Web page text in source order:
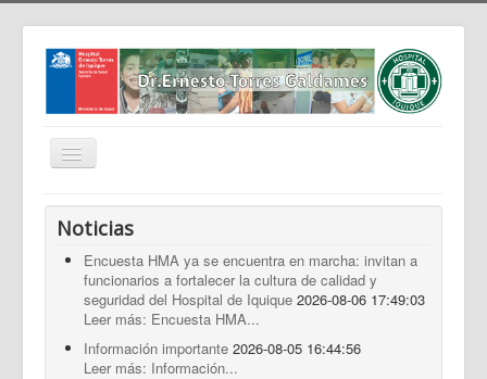
Cambiar
navegación
Home
Noticias
Trabaja Con Nosotros
Contáctenos
Noticias
Encuesta HMA ya se encuentra en marcha: invitan a
funcionarios a fortalecer la cultura de calidad y
seguridad del Hospital de Iquique 2026-08-06 17:49:03
Leer más: Encuesta HMA...
Información importante 2026-08-05 16:44:56
Leer más: Información...